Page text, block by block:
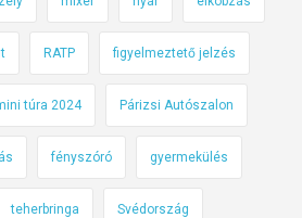
RATP figyelmeztető jelzés
túra 2024 Párizsi Autószalon
fényszóró gyermekülés
teherbringa Svédország